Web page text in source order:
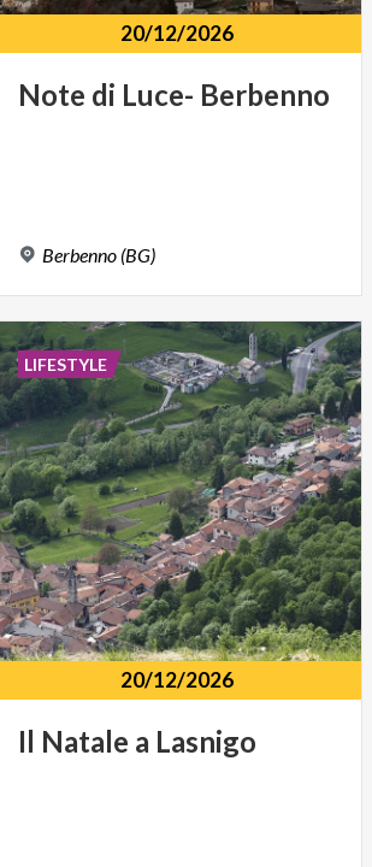
20/12/2026
Note di Luce- Berbenno
Berbenno (BG)
20/12/2026
Il Natale a Lasnigo
LIFESTYLE